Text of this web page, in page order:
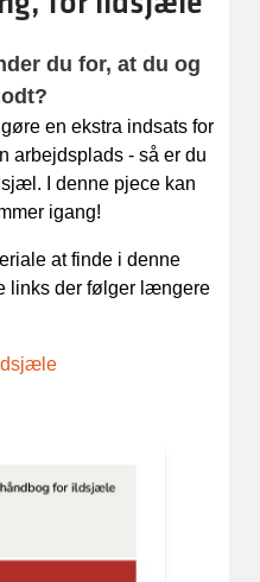
du for, at du og
en ekstra indsats for
arbejdsplads - så er du
I denne pjece kan
igang!
at finde i denne
links der følger længere